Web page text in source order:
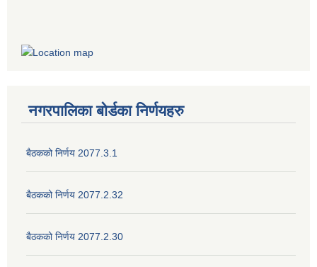
नगरपालिका बोर्डका निर्णयहरु
बैठकको निर्णय 2077.3.1
बैठकको निर्णय 2077.2.32
बैठकको निर्णय 2077.2.30